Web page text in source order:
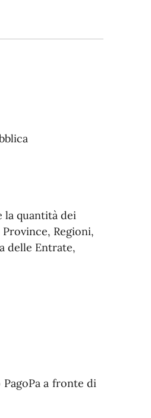
la quantità dei
Regioni,
delle Entrate,
a fronte di